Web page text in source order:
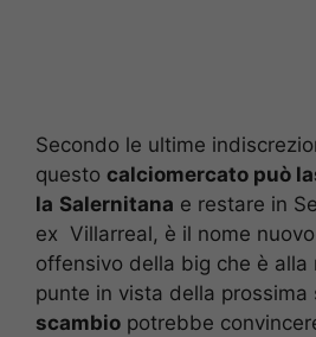
Secondo le ultime
questo calciomercato può
la Salernitana e restare in
ex Villarreal, è il nome
offensivo della big che è alla
punte in vista della prossima
scambio potrebbe